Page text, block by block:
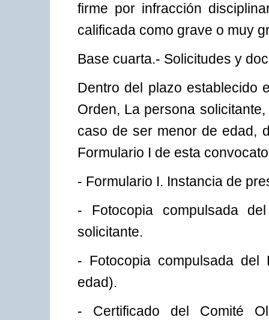
firme por infracción
calificada como grave o muy
Base cuarta.- Solicitudes y
Dentro del plazo establecido
Orden, La persona
caso de ser menor de edad,
Formulario I de esta
- Formulario I. Instancia de
- Fotocopia compulsada
solicitante.
- Fotocopia compulsada
edad).
- Certificado del Comité